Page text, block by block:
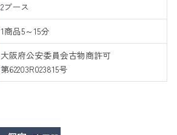
2ブース
1商品5～15分
大阪府公安委員会古物商許可
第62203R023815号